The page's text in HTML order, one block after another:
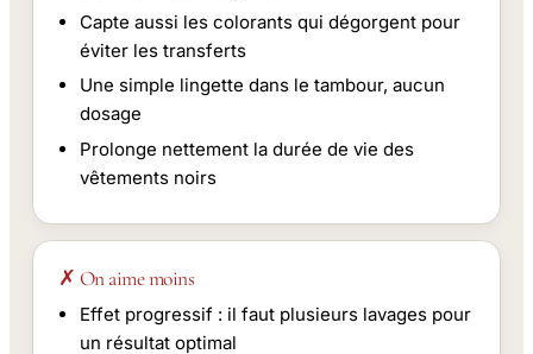
Capte aussi les colorants qui dégorgent pour
éviter les transferts
Une simple lingette dans le tambour, aucun
dosage
Prolonge nettement la durée de vie des
vêtements noirs
✗ On aime moins
Effet progressif : il faut plusieurs lavages pour
un résultat optimal